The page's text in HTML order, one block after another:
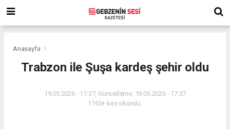
Anasayfa
Trabzon ile Şuşa kardeş şehir oldu
19.05.2026 - 17:37, Güncelleme: 19.05.2026 - 17:37
1165+ kez okundu.